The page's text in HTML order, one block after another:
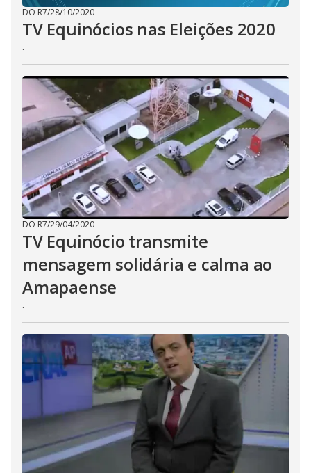
DO R7/28/10/2020
TV Equinócios nas Eleições 2020
.
DO R7/29/04/2020
TV Equinócio transmite
mensagem solidária e calma ao
Amapaense
.